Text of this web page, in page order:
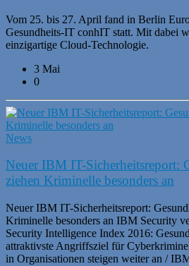
Vom 25. bis 27. April fand in Berlin
Gesundheits-IT conhIT statt. Mit dabei
einzigartige Cloud-Technologie.
3 Mai
0
News
Neuer IBM IT-Sicherheitsreport:
ziehen Kriminelle besonders an
Neuer IBM IT-Sicherheitsreport:
Kriminelle besonders an IBM Security
Security Intelligence Index 2016:
attraktivste Angriffsziel für
in Organisationen steigen weiter an /